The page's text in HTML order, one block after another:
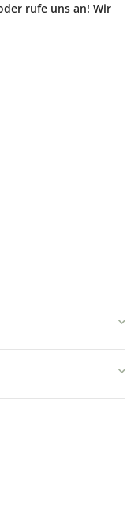
rufe uns an! Wir